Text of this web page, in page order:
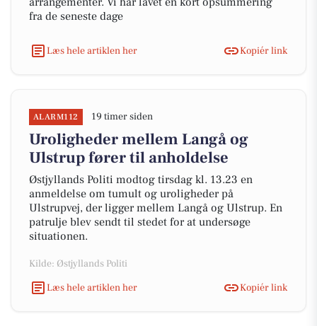
fra de seneste dage
Læs hele artiklen her Kopiér link
ALARM112 19 timer siden
Uroligheder mellem Langå og
Ulstrup fører til anholdelse
Østjyllands Politi modtog tirsdag kl. 13.23 en
anmeldelse om tumult og uroligheder på
Ulstrupvej, der ligger mellem Langå og Ulstrup. En
patrulje blev sendt til stedet for at undersøge
situationen.
Kilde: Østjyllands Politi
Læs hele artiklen her
Kopiér link